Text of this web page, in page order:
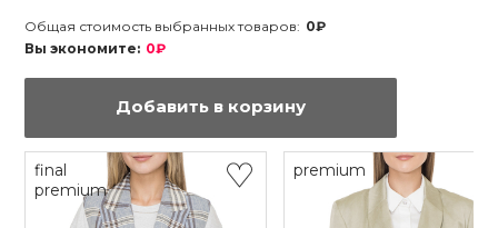
Общая стоимость выбранных товаров: 0₽
Вы экономите: 0₽
Добавить в корзину
final
premium
premium